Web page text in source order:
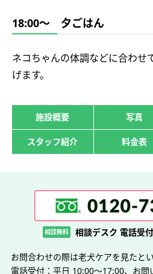
18:00～ 夕ごはん
ネコちゃんの体調などに合わせ
げます。
施設概要 写真
スタッフ紹介 料金表
相談無料 相談デスク 電話受
お問合わせの際は老犬ケアを見たと
電話受付：平日 10:00～17:00、お